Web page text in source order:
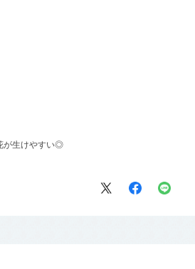
が生けやすい◎